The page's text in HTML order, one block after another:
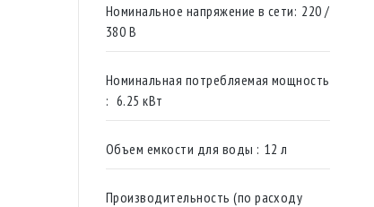
Номинальное напряжение в сети: 220 /
380 В
Номинальная потребляемая мощность
: 6.25 кВт
Объем емкости для воды : 12 л
Производительность (по расходу